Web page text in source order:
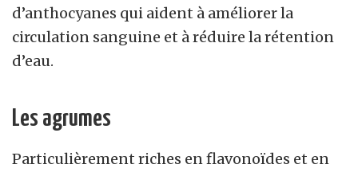
d’anthocyanes qui aident à améliorer la
circulation sanguine et à réduire la rétention
d’eau.
Les agrumes
Particulièrement riches en flavonoïdes et en